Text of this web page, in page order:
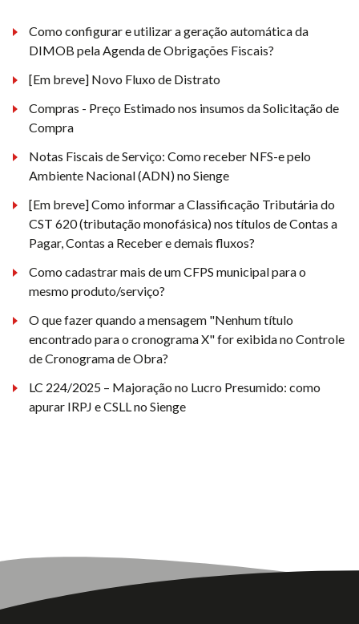
Como configurar e utilizar a geração automática da
DIMOB pela Agenda de Obrigações Fiscais?
[Em breve] Novo Fluxo de Distrato
Compras - Preço Estimado nos insumos da Solicitação de
Compra
Notas Fiscais de Serviço: Como receber NFS-e pelo
Ambiente Nacional (ADN) no Sienge
[Em breve] Como informar a Classificação Tributária do
CST 620 (tributação monofásica) nos títulos de Contas a
Pagar, Contas a Receber e demais fluxos?
Como cadastrar mais de um CFPS municipal para o
mesmo produto/serviço?
O que fazer quando a mensagem "Nenhum título
encontrado para o cronograma X" for exibida no Controle
de Cronograma de Obra?
LC 224/2025 – Majoração no Lucro Presumido: como
apurar IRPJ e CSLL no Sienge